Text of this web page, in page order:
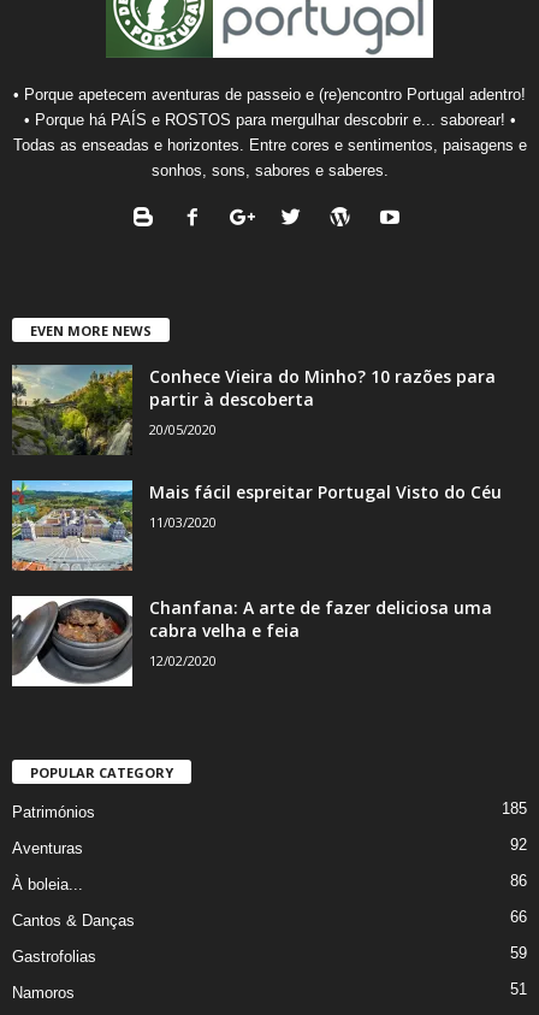
• Porque apetecem aventuras de passeio e (re)encontro Portugal adentro!
• Porque há PAÍS e ROSTOS para mergulhar descobrir e... saborear! •
Todas as enseadas e horizontes. Entre cores e sentimentos, paisagens e
sonhos, sons, sabores e saberes.
EVEN MORE NEWS
Conhece Vieira do Minho? 10 razões para
partir à descoberta
20/05/2020
Mais fácil espreitar Portugal Visto do Céu
11/03/2020
Chanfana: A arte de fazer deliciosa uma
cabra velha e feia
12/02/2020
POPULAR CATEGORY
Patrimónios 185
Aventuras 92
À boleia... 86
Cantos & Danças 66
Gastrofolias 59
Namoros 51